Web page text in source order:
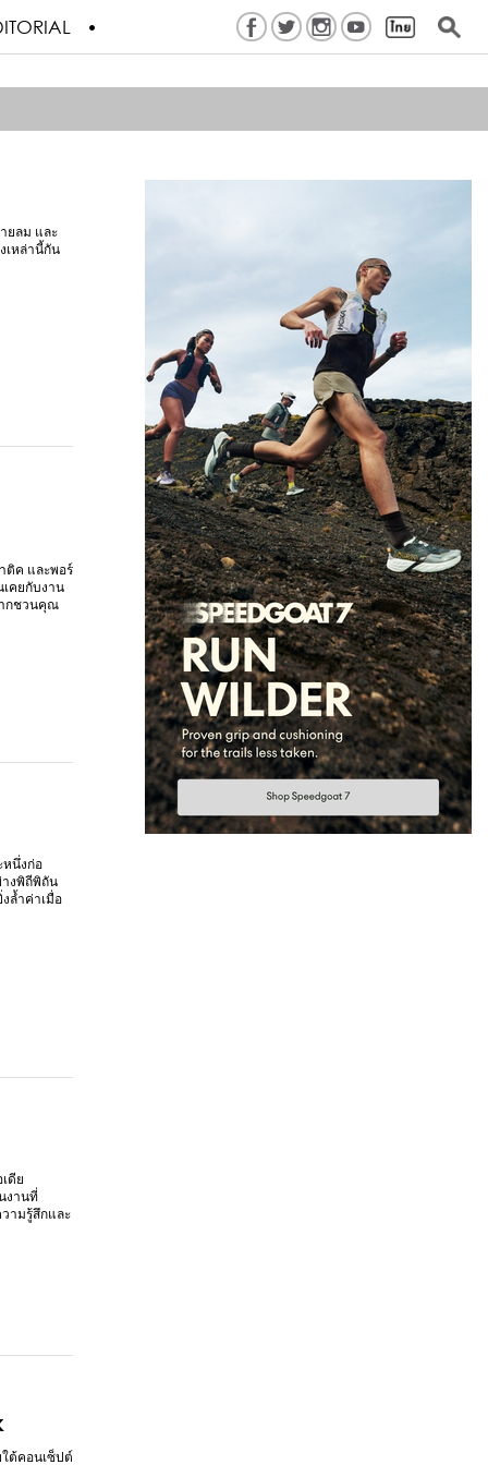
ยลม และ
เหล่านี้กัน
ติค และพอร์
คยกับงาน
ากชวนคุณ
หนึ่งก่อ
งพิถีพิถัน
ล้ำค่าเมื่อ
ดีย
งานที่
ามรู้สึกและ
ต้คอนเซ็ปต์